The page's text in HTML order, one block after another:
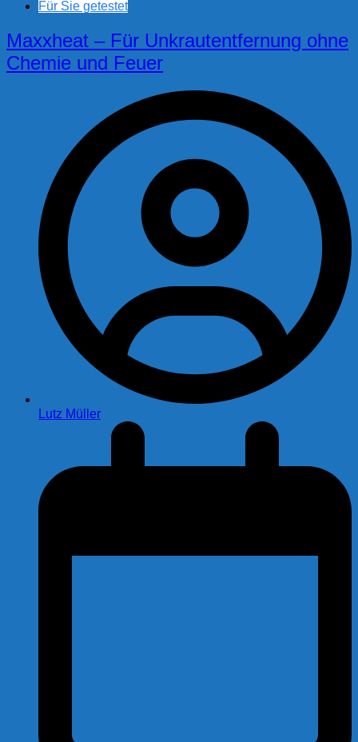
Für Sie getestet
Maxxheat – Für Unkrautentfernung ohne
Chemie und Feuer
Lutz Müller